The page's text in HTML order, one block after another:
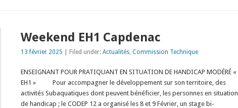
Weekend EH1 Capdenac
13 février 2025 | Filed under:Actualités ,Commission Technique
ENSEIGNANT POUR PRATIQUANT EN SITUATION DE HANDICAP MODÉRÉ «
EH1 » Pour accompagner le développement sur son territoire, des
activités Subaquatiques dont peuvent bénéficier, les personnes en situation
de handicap ; le CODEP 12 a organisé les 8 et 9 Février, un stage bi-